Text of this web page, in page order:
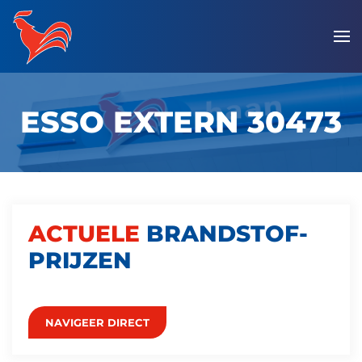
Overslaan
en
naar
inhoud
gaan
ESSO EXTERN 30473
ACTUELE BRANDSTOF­
PRIJZEN
NAVIGEER DIRECT